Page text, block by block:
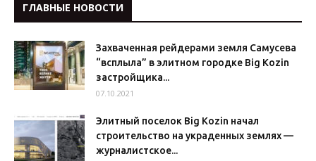
ГЛАВНЫЕ НОВОСТИ
Захваченная рейдерами земля Самусева
“всплыла” в элитном городке Big Kozin
застройщика...
07.10.2021
Элитный поселок Big Kozin начал
строительство на украденных землях —
журналистское...